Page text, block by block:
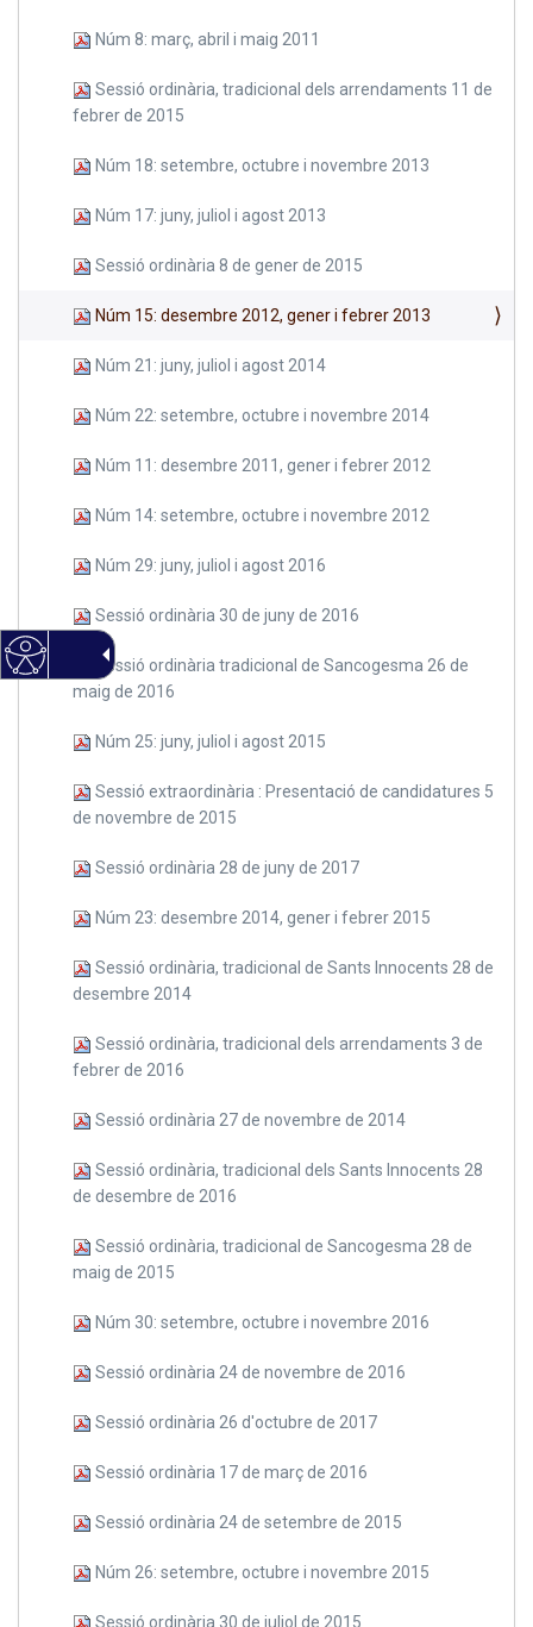
Núm 8: març, abril i maig 2011
Sessió ordinària, tradicional dels arrendaments 11 de
febrer de 2015
Núm 18: setembre, octubre i novembre 2013
Núm 17: juny, juliol i agost 2013
Sessió ordinària 8 de gener de 2015
Núm 15: desembre 2012, gener i febrer 2013
Núm 21: juny, juliol i agost 2014
Núm 22: setembre, octubre i novembre 2014
Núm 11: desembre 2011, gener i febrer 2012
Núm 14: setembre, octubre i novembre 2012
Núm 29: juny, juliol i agost 2016
Sessió ordinària 30 de juny de 2016
Sessió ordinària tradicional de Sancogesma 26 de
maig de 2016
Núm 25: juny, juliol i agost 2015
Sessió extraordinària : Presentació de candidatures 5
de novembre de 2015
Sessió ordinària 28 de juny de 2017
Núm 23: desembre 2014, gener i febrer 2015
Sessió ordinària, tradicional de Sants Innocents 28 de
desembre 2014
Sessió ordinària, tradicional dels arrendaments 3 de
febrer de 2016
Sessió ordinària 27 de novembre de 2014
Sessió ordinària, tradicional dels Sants Innocents 28
de desembre de 2016
Sessió ordinària, tradicional de Sancogesma 28 de
maig de 2015
Núm 30: setembre, octubre i novembre 2016
Sessió ordinària 24 de novembre de 2016
Sessió ordinària 26 d'octubre de 2017
Sessió ordinària 17 de març de 2016
Sessió ordinària 24 de setembre de 2015
Núm 26: setembre, octubre i novembre 2015
Sessió ordinària 30 de juliol de 2015